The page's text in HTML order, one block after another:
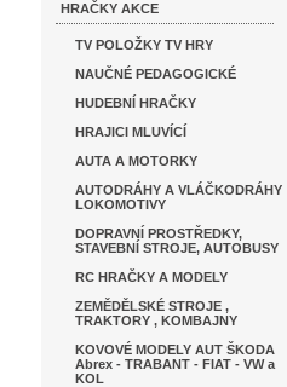
HRAČKY AKCE
TV POLOŽKY TV HRY
NAUČNÉ PEDAGOGICKÉ
HUDEBNÍ HRAČKY
HRAJICI MLUVÍCÍ
AUTA A MOTORKY
AUTODRÁHY A VLÁČKODRÁHY
LOKOMOTIVY
DOPRAVNÍ PROSTŘEDKY,
STAVEBNÍ STROJE, AUTOBUSY
RC HRAČKY A MODELY
ZEMĚDĚLSKÉ STROJE ,
TRAKTORY , KOMBAJNY
KOVOVÉ MODELY AUT ŠKODA
Abrex - TRABANT - FIAT - VW a
KOL